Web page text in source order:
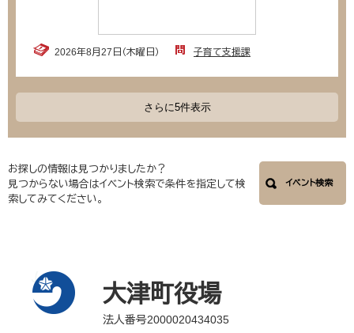
2026年8月27日（木曜日） 子育て支援課
さらに5件表示
お探しの情報は見つかりましたか？
見つからない場合はイベント検索で条件を指定して検
索してみてください。
イベント検索
大津町役場
法人番号2000020434035